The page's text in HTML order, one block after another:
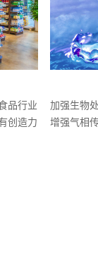
品行业
创造力
加强生物
增强气相